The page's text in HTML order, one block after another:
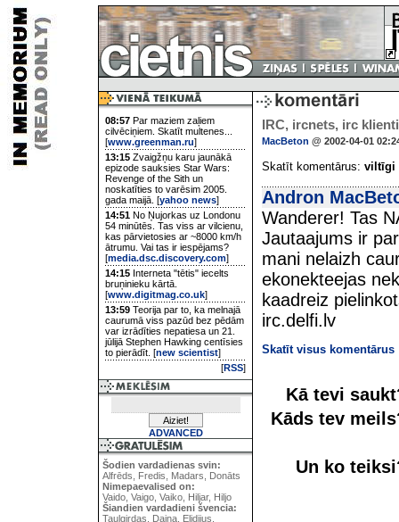
08:57 Par maziem zaļiem
cilvēciņiem. Skatīt multenes...
[www.greenman.ru]
13:15 Zvaigžņu karu jaunākā
epizode sauksies Star Wars:
Revenge of the Sith un
noskatīties to varēsim 2005.
gada maijā. [yahoo news]
14:51 No Ņujorkas uz Londonu
54 minūtēs. Tas viss ar vilcienu,
kas pārvietosies ar ~8000 km/h
ātrumu. Vai tas ir iespējams?
[media.dsc.discovery.com]
14:15 Interneta "tētis" iecelts
bruņinieku kārtā.
[www.digitmag.co.uk]
13:59 Teorija par to, ka melnajā
caurumā viss pazūd bez pēdām
var izrādīties nepatiesa un 21.
jūlijā Stephen Hawking centīsies
to pierādīt. [new scientist]
[RSS]
ADVANCED
Šodien vardadienas svin:
Alfrēds, Fredis, Madars, Donāts
Nimepaevalised on:
Vaido, Vaigo, Vaiko, Hiljar, Hiljo
Šiandien vardadieni švencia:
Taulgirdas, Daina, Elidijus,
IRC, ircnets, irc
MacBeton @ 2002-04-01
Skatīt komentārus: viltīgi
Andron
Wanderer! Tas
Jautaajums ir
mani nelaizh
ekonekteejas
kaadreiz
irc.delfi.lv
Skatīt visus komentārus
Kā tevi
Kāds tev
Un ko